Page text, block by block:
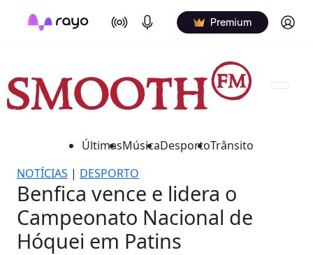
On Air Podcasts Premium Log in
ÚltimasMúsicaDesportoTrânsito
NOTÍCIAS | DESPORTO
Benfica vence e lidera o
Campeonato Nacional de
Hóquei em Patins